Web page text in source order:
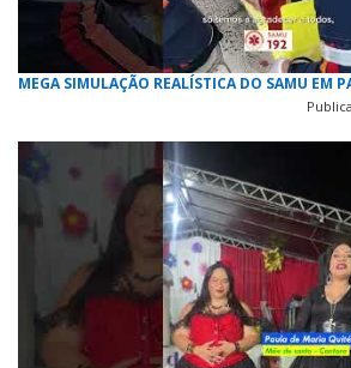
MEGA SIMULAÇÃO REALÍSTICA DO SAMU EM